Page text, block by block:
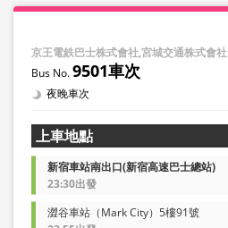
京王電鉄巴士株式會社,宮城交通株式會社
9501車次
夜晚車次
上車地點
新宿車站南出口(新宿高速巴士總站)
23:30出發
澀谷車站（Mark City）5樓91號